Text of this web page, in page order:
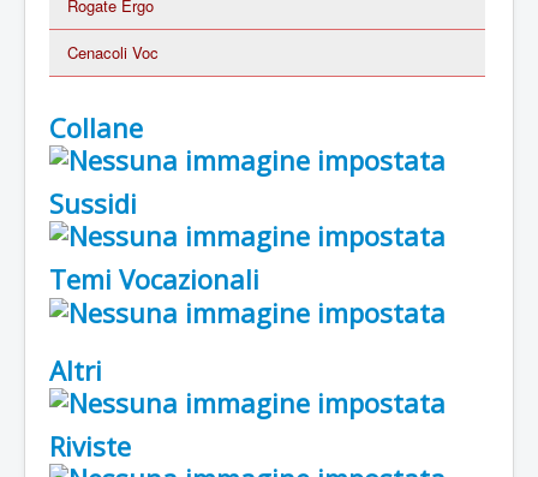
Rogate Ergo
Cenacoli Voc
Collane
Sussidi
Temi Vocazionali
Altri
Riviste